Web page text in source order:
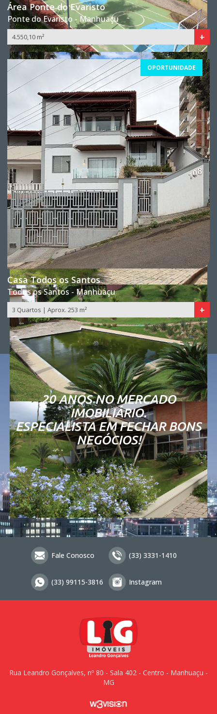
Área Ponte do Evaristo
Ponte do Evaristo - Manhuaçu
4.550,10 m² +
Casa Todos os Santos
Todos os Santos - Manhuaçu
3 Quartos | Aprox. 253 m² +
OPORTUNIDADE
20 ANOS NO MERCADO
IMOBILIÁRIO.
ESPECIALISTA EM FECHAR BONS
NEGÓCIOS!
Fale Conosco (33) 3331-1410
(33) 99115-3816 Instagram
Rua Leandro Gonçalves, nº 80 - Sala 402 - Centro - Manhuaçu -
MG